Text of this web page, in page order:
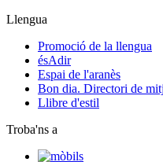
Llengua
Promoció de la llengua
ésAdir
Espai de l'aranès
Bon dia. Directori de
Llibre d'estil
Troba'ns a